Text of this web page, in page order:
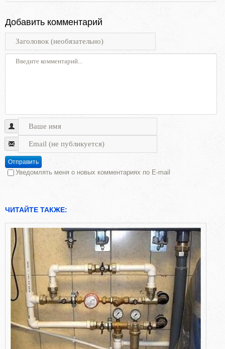
Добавить комментарий
Отправить
Уведомлять меня о новых комментариях по E-mail
ЧИТАЙТЕ ТАКЖЕ: